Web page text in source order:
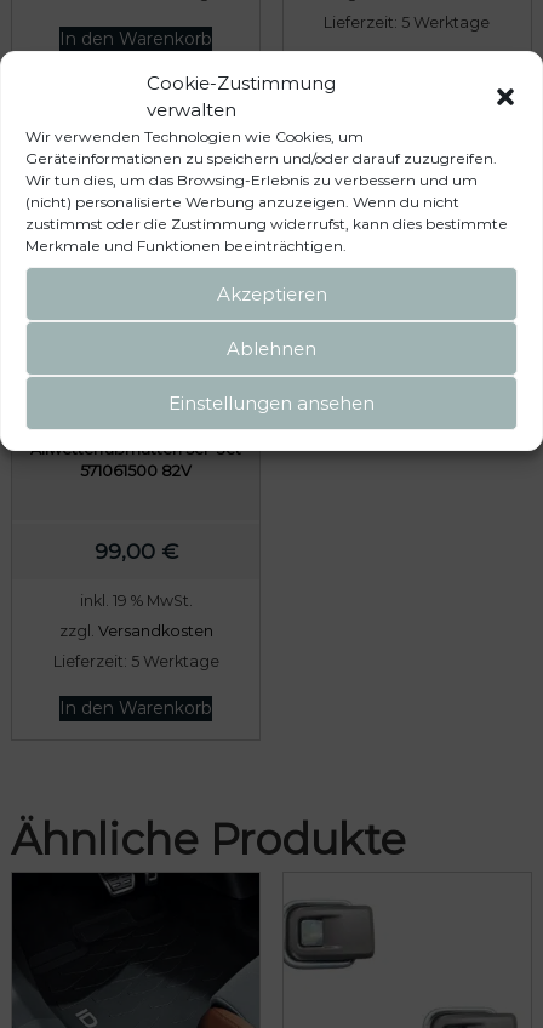
Cookie-Zustimmung
verwalten
Wir verwenden Technologien wie Cookies, um
Geräteinformationen zu speichern und/oder darauf zuzugreifen.
Wir tun dies, um das Browsing-Erlebnis zu verbessern und um
(nicht) personalisierte Werbung anzuzeigen. Wenn du nicht
zustimmst oder die Zustimmung widerrufst, kann dies bestimmte
Merkmale und Funktionen beeinträchtigen.
Akzeptieren
Ablehnen
Einstellungen ansehen
r
g
l
i
c
h
r
r
i
s
a
:
8
0
9
€
e
r
P
r
e
i
s
i
s
t
:
In den Warenkorb
Lieferzeit: 5 Werktage
Volkswagen Original Tiguan
Allwetterfußmatten 5er-Set
571061500 82V
99,00 €
inkl. 19 % MwSt.
zzgl. Versandkosten
Lieferzeit: 5 Werktage
In den Warenkorb
Ähnliche Produkte